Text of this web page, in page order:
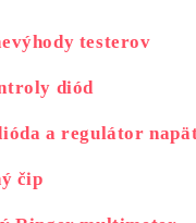
testerov
diód
a regulátor
čip